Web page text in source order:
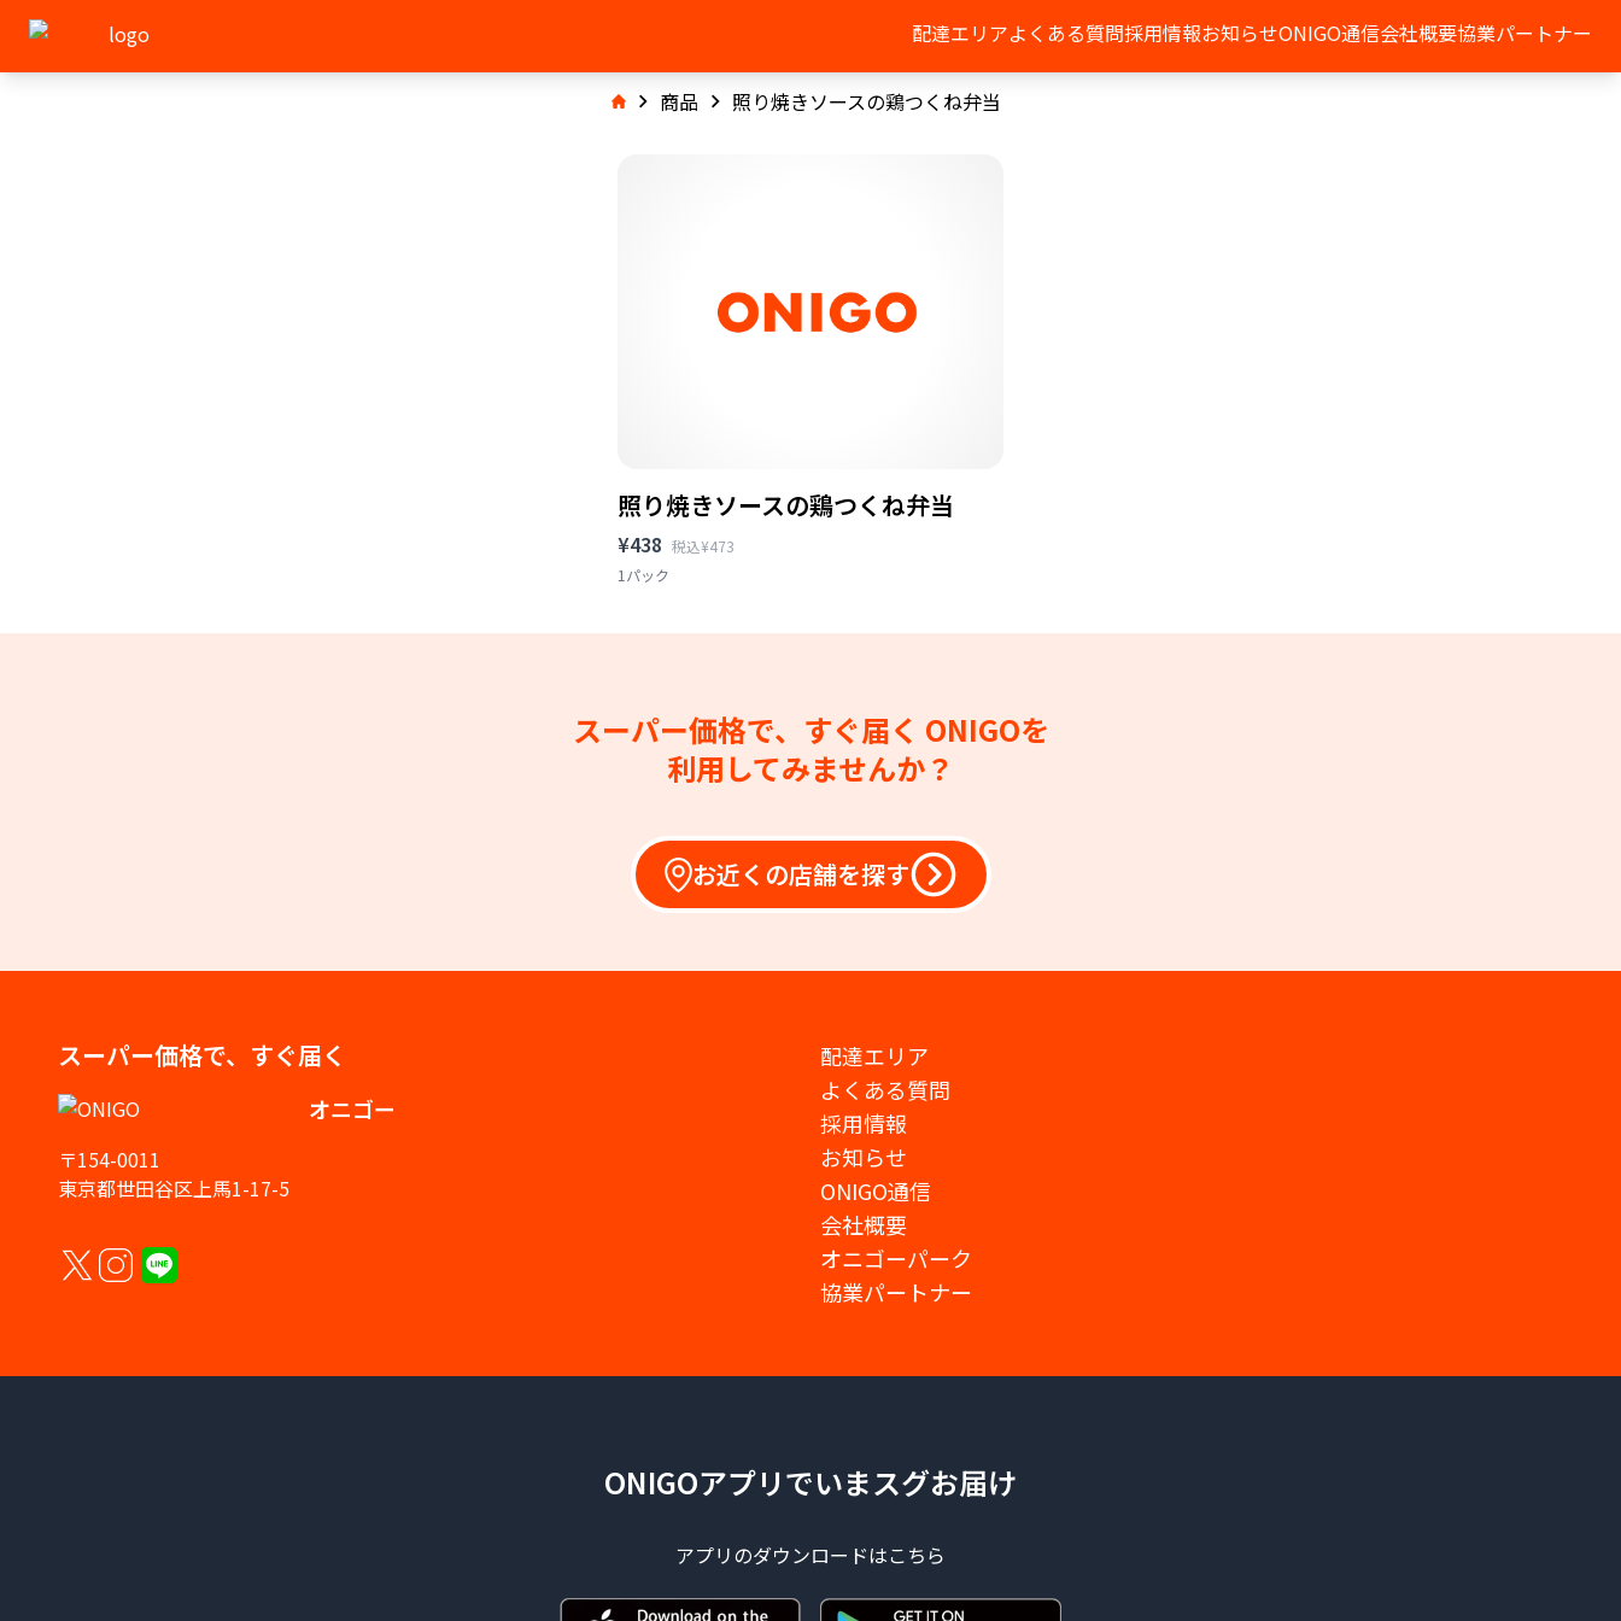
配達エリアよくある質問採用情報お知らせONIGO通信会社概要協業パートナー
商品 照り焼きソースの鶏つくね弁当
照り焼きソースの鶏つくね弁当
¥438 税込¥473
1パック
スーパー価格で、すぐ届く ONIGOを
利用してみませんか？
お近くの店舗を探す
スーパー価格で、すぐ届く
オニゴー
〒154-0011
東京都世田谷区上馬1-17-5
配達エリア
よくある質問
採用情報
お知らせ
ONIGO通信
会社概要
オニゴーパーク
協業パートナー
ONIGOアプリでいまスグお届け
アプリのダウンロードはこちら